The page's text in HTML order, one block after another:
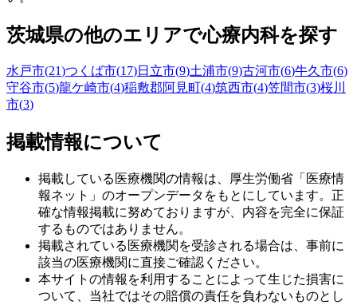
茨城県の他のエリアで心療内科を探す
水戸市(21)つくば市(17)日立市(9)土浦市(9)古河市(6)牛久市(6)
守谷市(5)龍ケ崎市(4)稲敷郡阿見町(4)筑西市(4)笠間市(3)桜川
市(3)
掲載情報について
掲載している医療機関の情報は、厚生労働省「医療情
報ネット」のオープンデータをもとにしています。正
確な情報掲載に努めておりますが、内容を完全に保証
するものではありません。
掲載されている医療機関を受診される場合は、事前に
該当の医療機関に直接ご確認ください。
本サイトの情報を利用することによって生じた損害に
ついて、当社ではその賠償の責任を負わないものとし